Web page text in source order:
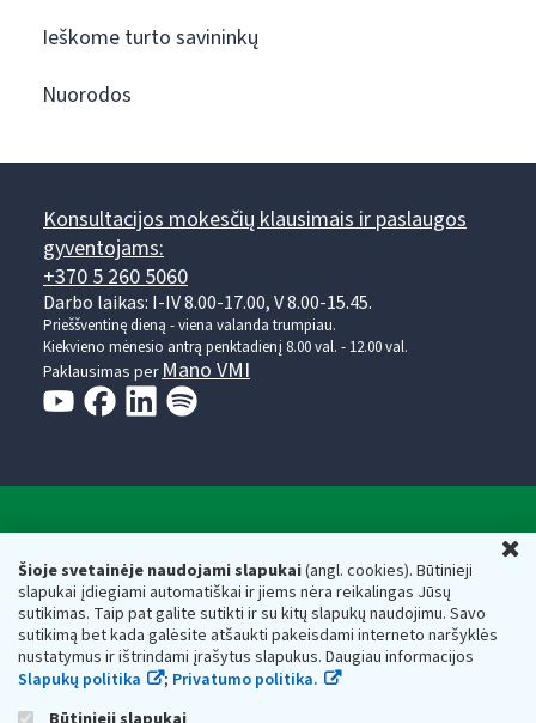
Šioje svetainėje naudojami slapukai(angl. cookies). Būtinieji
slapukai įdiegiami automatiškai ir jiems nėra reikalingas Jūsų
sutikimas. Taip pat galite sutikti ir su kitų slapukų naudojimu. Savo
sutikimą bet kada galėsite atšaukti pakeisdami interneto naršyklės
nustatymus ir ištrindami įrašytus slapukus. Daugiau informacijos
Slapukų politika
; Privatumo politika.
Ieškome turto savininkų
Nuorodos
Konsultacijos mokesčių klausimais ir paslaugos
gyventojams:
+370 5 260 5060
Darbo laikas: I-IV 8.00-17.00, V 8.00-15.45.
Prieššventinę dieną - viena valanda trumpiau.
Kiekvieno mėnesio antrą penktadienį 8.00 val. - 12.00 val.
Paklausimas per Mano VMI
Valstybinė mokesčių inspekcija prie Lietuvos
Respublikos finansų ministerijos
Biudžetinė įstaiga. Juridinio asmens kodas — 188659752,
adresas: Vasario 16-osios g. 14, 01107 Vilnius, Lietuva, el.paštas:
vmi@vmi.lt, E. pristatymo dėžutės adresas 188659752
Duomenys apie Valstybinę mokesčių inspekciją prie Lietuvos
Respublikos finansų ministerijos kaupiami ir saugomi Juridinių